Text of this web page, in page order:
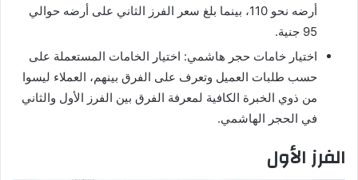
أرضه نحو 110، بينما بلغ سعر الفرز الثاني على أرضه حوالي
95 جنية.
اختيار خامات حجر هاشمي: اختيار الخامات المستعملة على
حسب طلبات العميل وتعرف على الفرق بينهم، العملاء ليسوا
من ذوي الخبرة الكافية لمعرفة الفرق بين الفرز الأول والثاني
في الحجر الهاشمي.
الفرز الأول